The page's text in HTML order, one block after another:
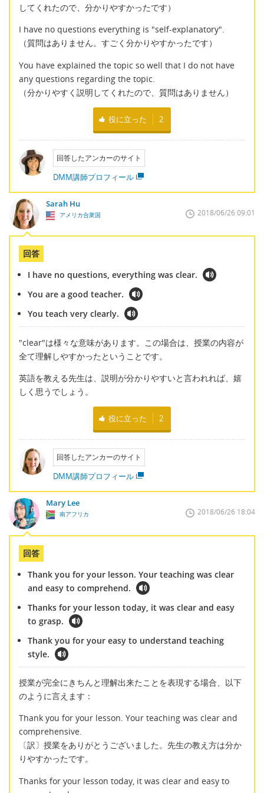
してくれたので、分かりやすかったです）
I have no questions everything is "self-explanatory".
（質問はありません。すごく分かりやすかったです）
You have explained the topic so well that I do not have
any questions regarding the topic.
（分かりやすく説明してくれたので、質問はありません）
役に立った 2
回答したアンカーのサイト
DMM講師プロフィール
Sarah Hu
アメリカ合衆国 2018/06/26 09:01
回答
I have no questions, everything was clear.
You are a good teacher.
You teach very clearly.
"clear"は様々な意味があります。この場合は、授業の内容が
全て理解しやすかったということです。
英語を教える先生は、説明が分かりやすいと言われれば、嬉
しく思うでしょう。
役に立った 2
回答したアンカーのサイト
DMM講師プロフィール
Mary Lee
南アフリカ 2018/06/26 18:04
回答
Thank you for your lesson. Your teaching was clear
and easy to comprehend.
Thanks for your lesson today, it was clear and easy
to grasp.
Thank you for your easy to understand teaching
style.
授業が完全にきちんと理解出来たことを表現する場合、以下
のように言えます：
Thank you for your lesson. Your teaching was clear and
comprehensive.
〔訳〕授業をありがとうございました。先生の教え方は分か
りやすかったです。
Thanks for your lesson today, it was clear and easy to